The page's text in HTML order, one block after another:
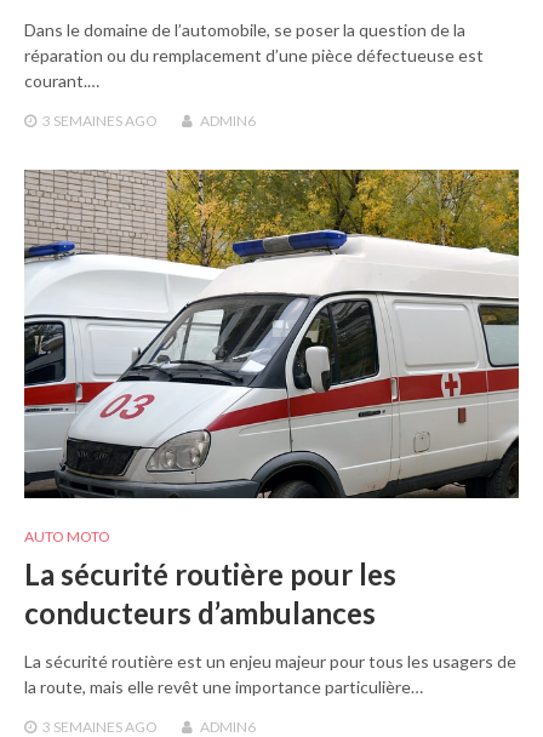
Dans le domaine de l’automobile, se poser la question de la
réparation ou du remplacement d’une pièce défectueuse est
courant.…
3 SEMAINES AGO ADMIN6
AUTO MOTO
La sécurité routière pour les
conducteurs d’ambulances
La sécurité routière est un enjeu majeur pour tous les usagers de
la route, mais elle revêt une importance particulière…
3 SEMAINES AGO ADMIN6